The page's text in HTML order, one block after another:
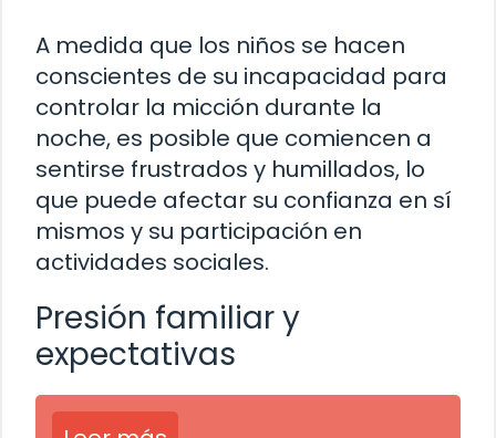
A medida que los niños se hacen
conscientes de su incapacidad para
controlar la micción durante la
noche, es posible que comiencen a
sentirse frustrados y humillados, lo
que puede afectar su confianza en sí
mismos y su participación en
actividades sociales.
Presión familiar y
expectativas